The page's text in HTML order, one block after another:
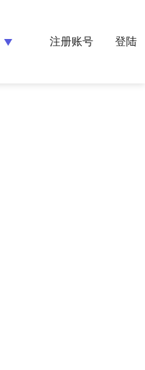
注册账号 登陆